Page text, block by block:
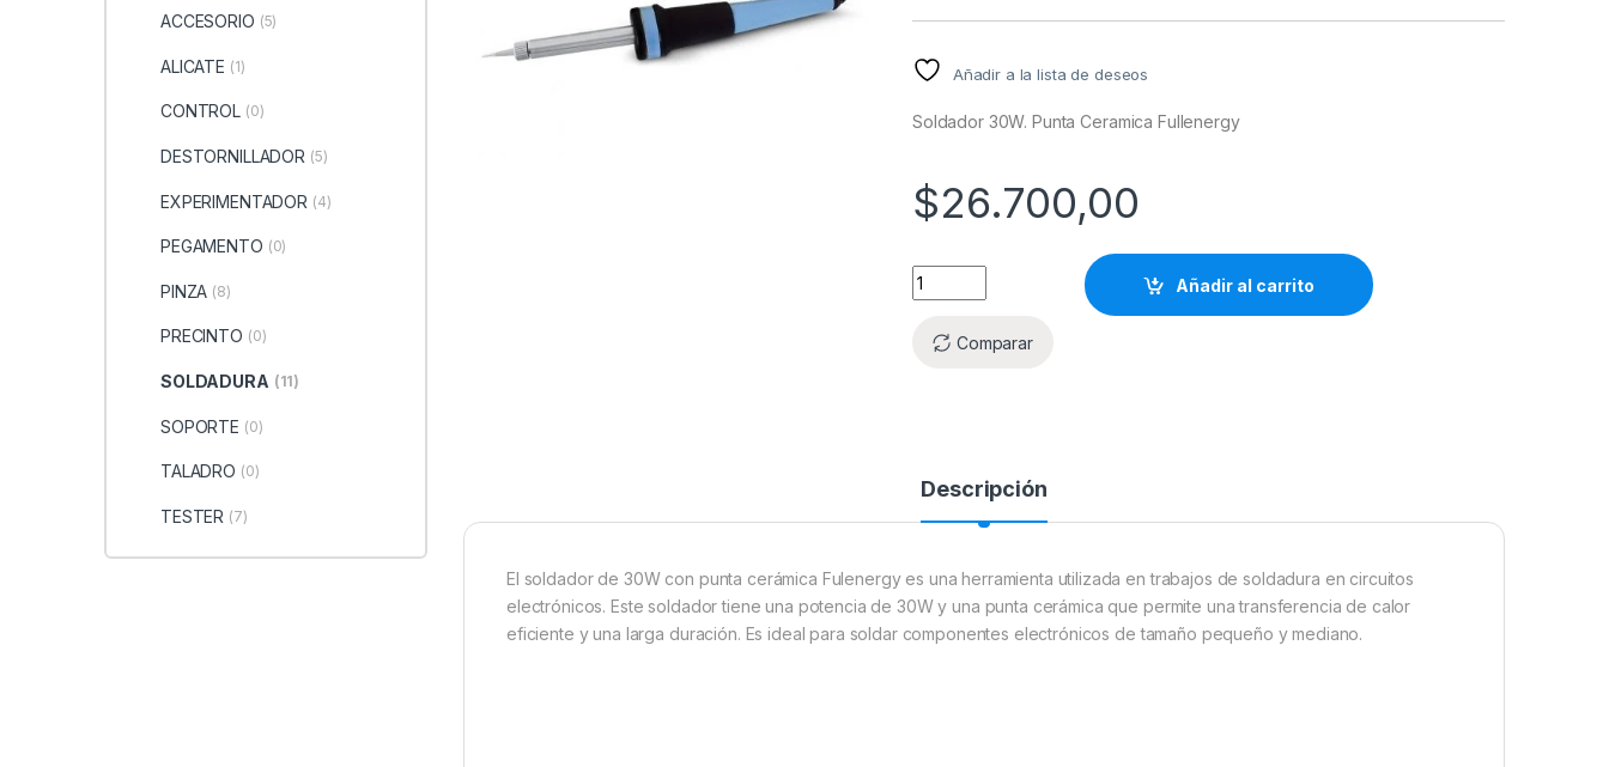
Añadir a la lista de deseos
Soldador 30W. Punta Ceramica Fullenergy
$26.700,00
Añadir al carrito
Comparar
Descripción
El soldador de 30W con punta cerámica Fulenergy es una herramienta utilizada en trabajos de soldadura en circuitos
electrónicos. Este soldador tiene una potencia de 30W y una punta cerámica que permite una transferencia de calor
eficiente y una larga duración. Es ideal para soldar componentes electrónicos de tamaño pequeño y mediano.
ACCESORIO (5)
ALICATE (1)
CONTROL (0)
DESTORNILLADOR (5)
EXPERIMENTADOR (4)
PEGAMENTO (0)
PINZA (8)
PRECINTO (0)
SOLDADURA (11)
SOPORTE (0)
TALADRO (0)
TESTER (7)